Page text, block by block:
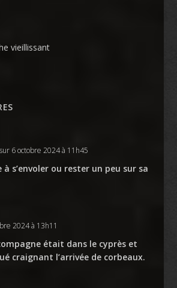
vieillissant
sur 6 octobre 2024 à 11h45
s’envoler ou rester un peu sur sa
2024 à 13h11
était dans le cyprès et
craignant l’arrivée de corbeaux.